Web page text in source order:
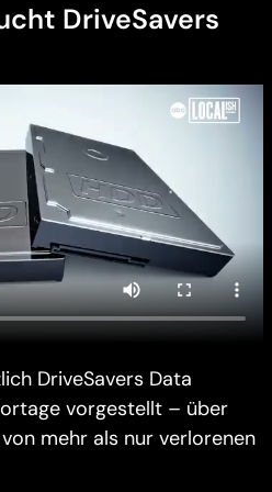
DriveSavers
DriveSavers Data
vorgestellt – über
mehr als nur verlorenen